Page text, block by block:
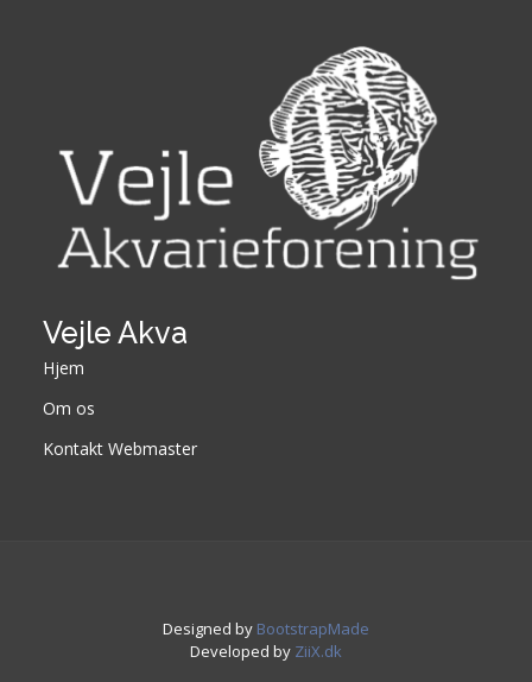
Vejle Akva
Hjem
Om os
Kontakt Webmaster
Designed by BootstrapMade
Developed by ZiiX.dk